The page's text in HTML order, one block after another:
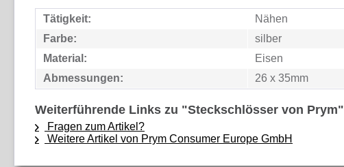
Tätigkeit:
Nähen
Farbe:
silber
Material:
Eisen
Abmessungen:
26 x 35mm
Weiterführende Links zu "Steckschlösser von Prym"
Fragen zum Artikel?
Weitere Artikel von Prym Consumer Europe GmbH